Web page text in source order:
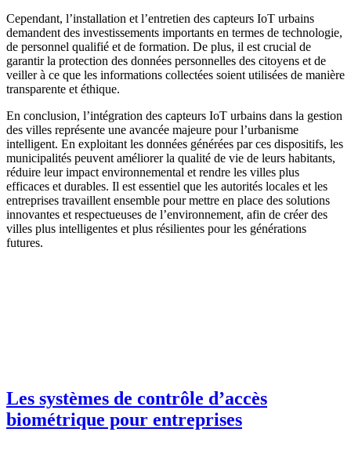
Cependant, l’installation et l’entretien des capteurs IoT urbains
demandent des investissements importants en termes de technologie,
de personnel qualifié et de formation. De plus, il est crucial de
garantir la protection des données personnelles des citoyens et de
veiller à ce que les informations collectées soient utilisées de manière
transparente et éthique.
En conclusion, l’intégration des capteurs IoT urbains dans la gestion
des villes représente une avancée majeure pour l’urbanisme
intelligent. En exploitant les données générées par ces dispositifs, les
municipalités peuvent améliorer la qualité de vie de leurs habitants,
réduire leur impact environnemental et rendre les villes plus
efficaces et durables. Il est essentiel que les autorités locales et les
entreprises travaillent ensemble pour mettre en place des solutions
innovantes et respectueuses de l’environnement, afin de créer des
villes plus intelligentes et plus résilientes pour les générations
futures.
Les systèmes de contrôle d’accès
biométrique pour entreprises